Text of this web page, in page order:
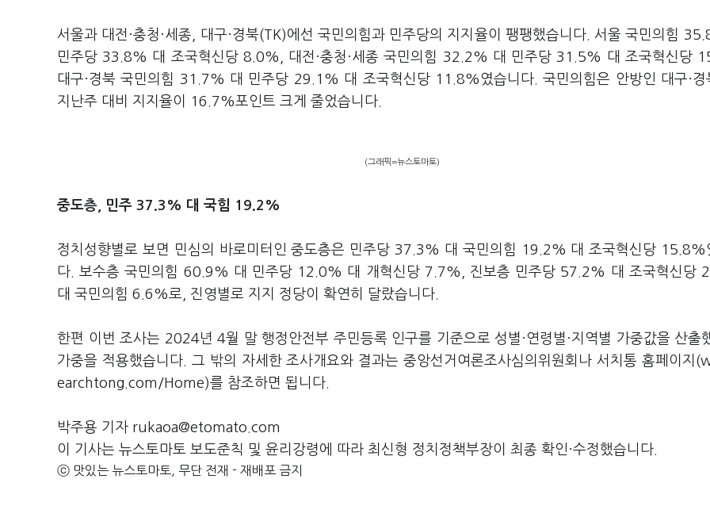
서울과 대전·충청·세종, 대구·경북(TK)에선 국민의힘과 민주당의 지지율이 팽팽했습니다. 서울 국민의힘
민주당 33.8% 대 조국혁신당 8.0%, 대전·충청·세종 국민의힘 32.2% 대 민주당 31.5% 대 조국혁신당
대구·경북 국민의힘 31.7% 대 민주당 29.1% 대 조국혁신당 11.8%였습니다. 국민의힘은 안방인 대구·경
지난주 대비 지지율이 16.7%포인트 크게 줄었습니다.
(그래픽=뉴스토마토)
중도층, 민주 37.3% 대 국힘 19.2%
정치성향별로 보면 민심의 바로미터인 중도층은 민주당 37.3% 대 국민의힘 19.2% 대 조국혁신당 15.8%
다. 보수층 국민의힘 60.9% 대 민주당 12.0% 대 개혁신당 7.7%, 진보층 민주당 57.2% 대 조국혁신당
대 국민의힘 6.6%로, 진영별로 지지 정당이 확연히 달랐습니다.
한편 이번 조사는 2024년 4월 말 행정안전부 주민등록 인구를 기준으로 성별·연령별·지역별 가중값을 산출
가중을 적용했습니다. 그 밖의 자세한 조사개요와 결과는 중앙선거여론조사심의위원회나 서치통 홈페이지
earchtong.com/Home)를 참조하면 됩니다.
박주용 기자 rukaoa@etomato.com
이 기사는 뉴스토마토 보도준칙 및 윤리강령에 따라 최신형 정치정책부장이 최종 확인·수정했습니다.
ⓒ 맛있는 뉴스토마토, 무단 전재 - 재배포 금지